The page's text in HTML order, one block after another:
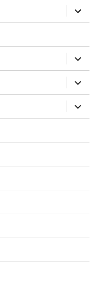
サ
ブ
メ
ー
を
展
開
サ
ブ
メ
ニ
ュ
ー
を
展
開
サ
ブ
メ
ニ
ュ
ー
開
サ
ブ
メ
ー
開